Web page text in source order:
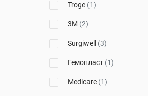
Troge (1)
3M (2)
Surgiwell (3)
Гемопласт (1)
Medicare (1)